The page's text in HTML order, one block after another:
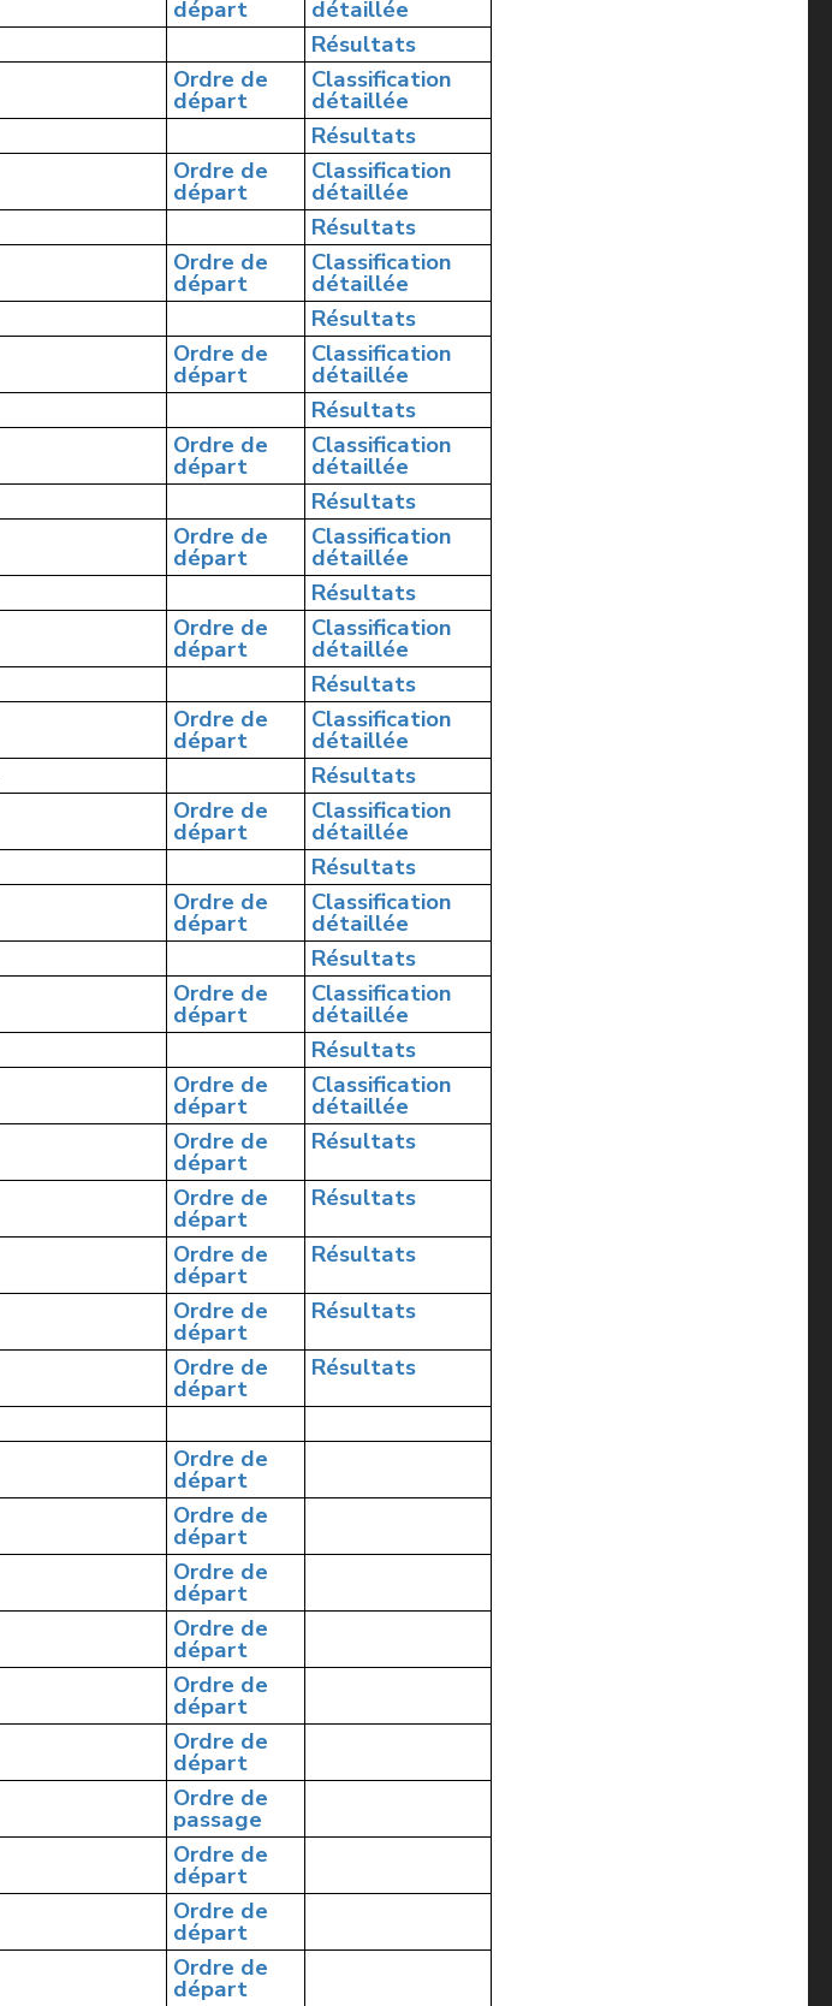
départ
détaillée
Résultats
Ordre de
départ
Classification
détaillée
Résultats
Ordre de
départ
Classification
détaillée
Résultats
Ordre de
départ
Classification
détaillée
Résultats
Ordre de
départ
Classification
détaillée
Résultats
Ordre de
départ
Classification
détaillée
Résultats
Ordre de
départ
Classification
détaillée
Résultats
Ordre de
départ
Classification
détaillée
Résultats
Ordre de
départ
Classification
détaillée
Résultats
Ordre de
départ
Classification
détaillée
Résultats
Ordre de
départ
Classification
détaillée
Résultats
Ordre de
départ
Classification
détaillée
Résultats
Ordre de
départ
Classification
détaillée
Ordre de
départ
Résultats
Ordre de
départ
Résultats
Ordre de
départ
Résultats
Ordre de
départ
Résultats
Ordre de
départ
Résultats
Ordre de
départ
Ordre de
départ
Ordre de
départ
Ordre de
départ
Ordre de
départ
Ordre de
départ
Ordre de
passage
Ordre de
départ
Ordre de
départ
Ordre de
départ